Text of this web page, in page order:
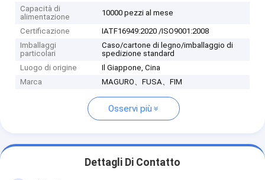
Capacità di
alimentazione
10000 pezzi al mese
Certificazione
IATF16949:2020 /ISO9001:2008
Imballaggi
particolari
Caso/cartone di legno/imballaggio di
spedizione standard
Luogo di origine
Il Giappone, Cina
Marca
MAGURO、FUSA、FIM
Osservi più
Dettagli Di Contatto